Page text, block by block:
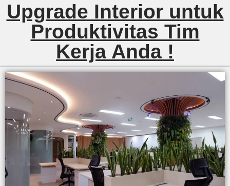
Upgrade Interior untuk
Produktivitas Tim
Kerja Anda !